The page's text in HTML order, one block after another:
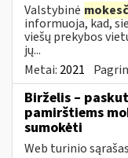
Valstybinė
informuoja, kad,
viešų prekybos
jų...
Metai: 2021
Birželis –
pamirštiems
sumokėti
Web turinio sąrašas